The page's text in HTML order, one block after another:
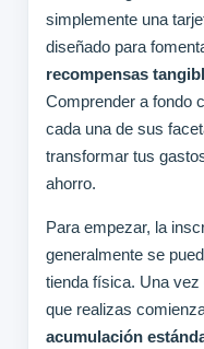
simplemente una
diseñado para
recompensas
Comprender a fondo
cada una de sus
transformar tus
ahorro.
Para empezar, la
generalmente se
tienda física. Una
que realizas
acumulación